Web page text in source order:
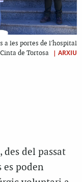
a les portes de l'hospital
de Tortosa
| ARXIU
des del passat
es poden